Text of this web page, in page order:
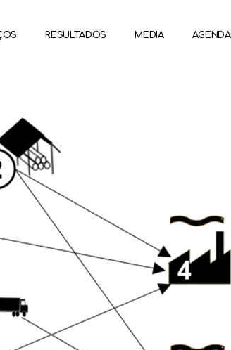
RESULTADOS MEDIA AGENDA